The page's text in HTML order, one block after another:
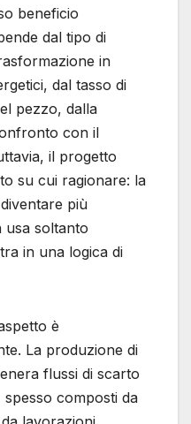
beneficio
dal tipo di
in
dal tasso di
pezzo, dalla
con il
il progetto
su cui ragionare: la
più
usa soltanto
in una logica di
è
La produzione di
flussi di scarto
composti da